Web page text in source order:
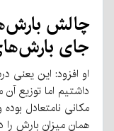
چالش
جای
داشتیم اما توزیع
مکانی نامتعادل
همان میزان بارش را